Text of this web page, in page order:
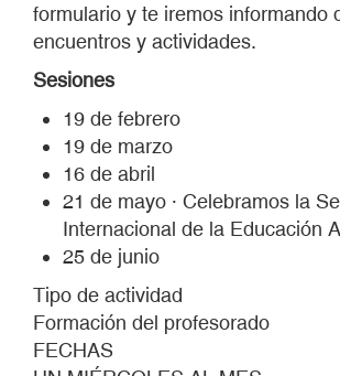
formulario y te iremos informando
encuentros y actividades.
Sesiones
19 de febrero
19 de marzo
16 de abril
21 de mayo · Celebramos la
Internacional de la Educación
25 de junio
Tipo de actividad
Formación del profesorado
FECHAS